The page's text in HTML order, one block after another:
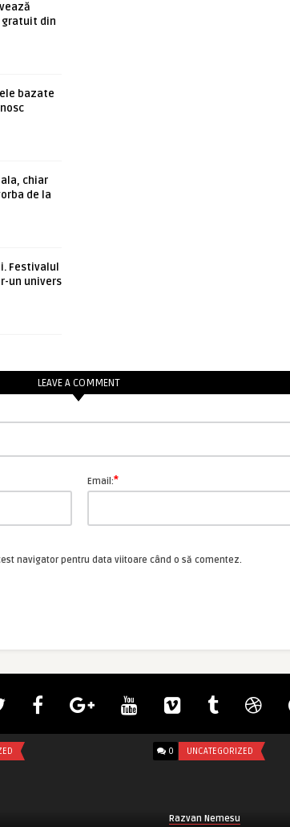
gratuit din
bazate
chiar
de la
Festivalul
un univers
LEAVE A COMMENT
Email:*
navigator pentru data viitoare când o să comentez.
0 UNCATEGORIZED
Razvan Nemesu